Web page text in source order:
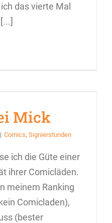
das vierte Mal
Mick
| Comics, Signierstunden
ich die Güte einer
ihrer Comicläden.
meinem Ranking
Comicladen),
(bester